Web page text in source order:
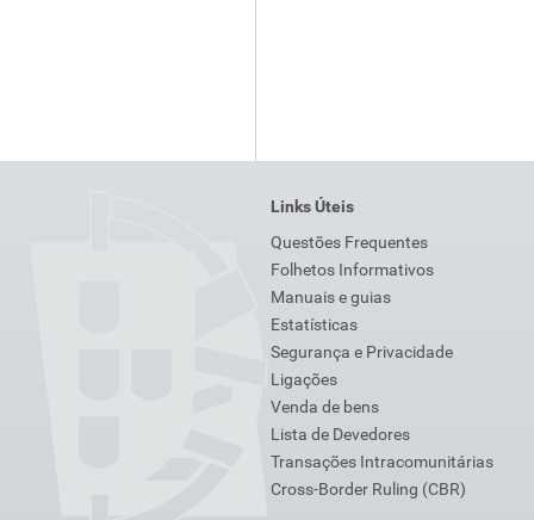
Links Úteis
Questões Frequentes
Folhetos Informativos
Manuais e guias
Estatísticas
Segurança e Privacidade
Ligações
Venda de bens
Lista de Devedores
Transações Intracomunitárias
Cross-Border Ruling (CBR)